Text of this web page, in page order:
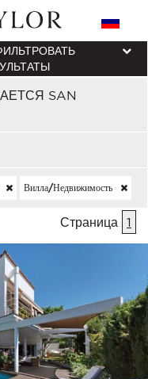
SAN
Вилла/недвижимость
Страница 1